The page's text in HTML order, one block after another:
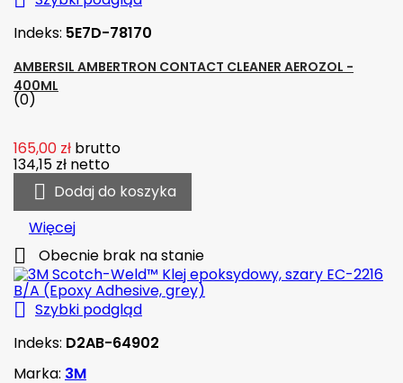
Indeks: 5E7D-78170
AMBERSIL AMBERTRON CONTACT CLEANER AEROZOL -
400ML
(0)
165,00 zł brutto
134,15 zł netto
 Dodaj do koszyka
Więcej
 Obecnie brak na stanie
 Szybki podgląd
Indeks: D2AB-64902
Marka: 3M